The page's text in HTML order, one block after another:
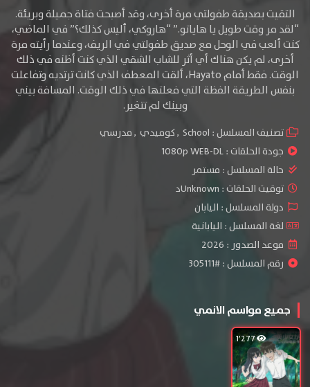
التقيت بصديقة طفولتي مرة أخرى، وقد أصبحت فتاة جميلة وبريئة.
“لقد مر وقت طويل يا هاياتو.” “هاروكي، أليس كذلك؟” في الماضي،
كنت ألعب في الوحل مع صديق طفولتي في الريف، وعندما رأيته مرة
أخرى، لم يكن هناك أي أثر للشاب الشقي الذي كنت أظنه في ذلك
الوقت. فقط أمام Hayato، ألقت المعطف الذي كانت ترتديه وتفاعلت
بنفس الطريقة الفظة التي فعلتها في ذلك الوقت. المسافة بيني
وبينك لم تتغير.
تصنيف المسلسل : School
,كوميدي ,مدرسي
جودة الحلقات :1080p WEB-DL
حالة المسلسل : مستمر
توقيت الحلقات : Unknownد
دولة المسلسل : اليابان
لغة المسلسل : اليابانية
موعد الصدور : 2026
رقم المسلسل : #305111
جميع مواسم الانمي
1٬277